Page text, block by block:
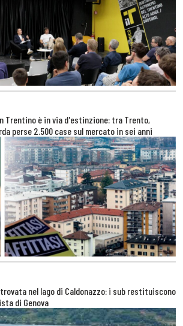
è in via d'estinzione: tra Trento,
perse 2.500 case sul mercato in sei anni
nel lago di Caldonazzo: i sub restituiscono
di Genova